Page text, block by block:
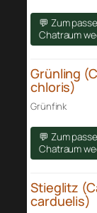
💬 Zum
Chatraum
Grünling
chloris)
Grünfink
💬 Zum
Chatraum
Stieglitz
carduelis)